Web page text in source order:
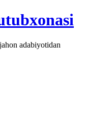
adabiyotidan